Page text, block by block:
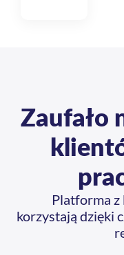
Zaufało
Platforma
korzystają dzięki